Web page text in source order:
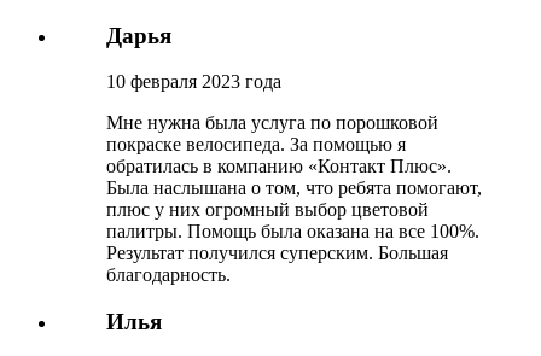
Дарья
10 февраля 2023 года
Мне нужна была услуга по порошковой
покраске велосипеда. За помощью я
обратилась в компанию «Контакт Плюс».
Была наслышана о том, что ребята помогают,
плюс у них огромный выбор цветовой
палитры. Помощь была оказана на все 100%.
Результат получился суперским. Большая
благодарность.
Илья